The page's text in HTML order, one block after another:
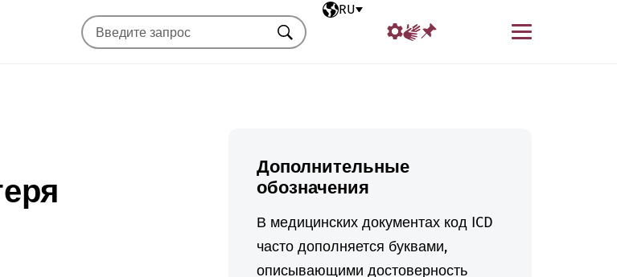
Выбранный язык
RU
Меню
Искать
Дополнительные
обозначения
В медицинских документах код ICD
часто дополняется буквами,
описывающими достоверность